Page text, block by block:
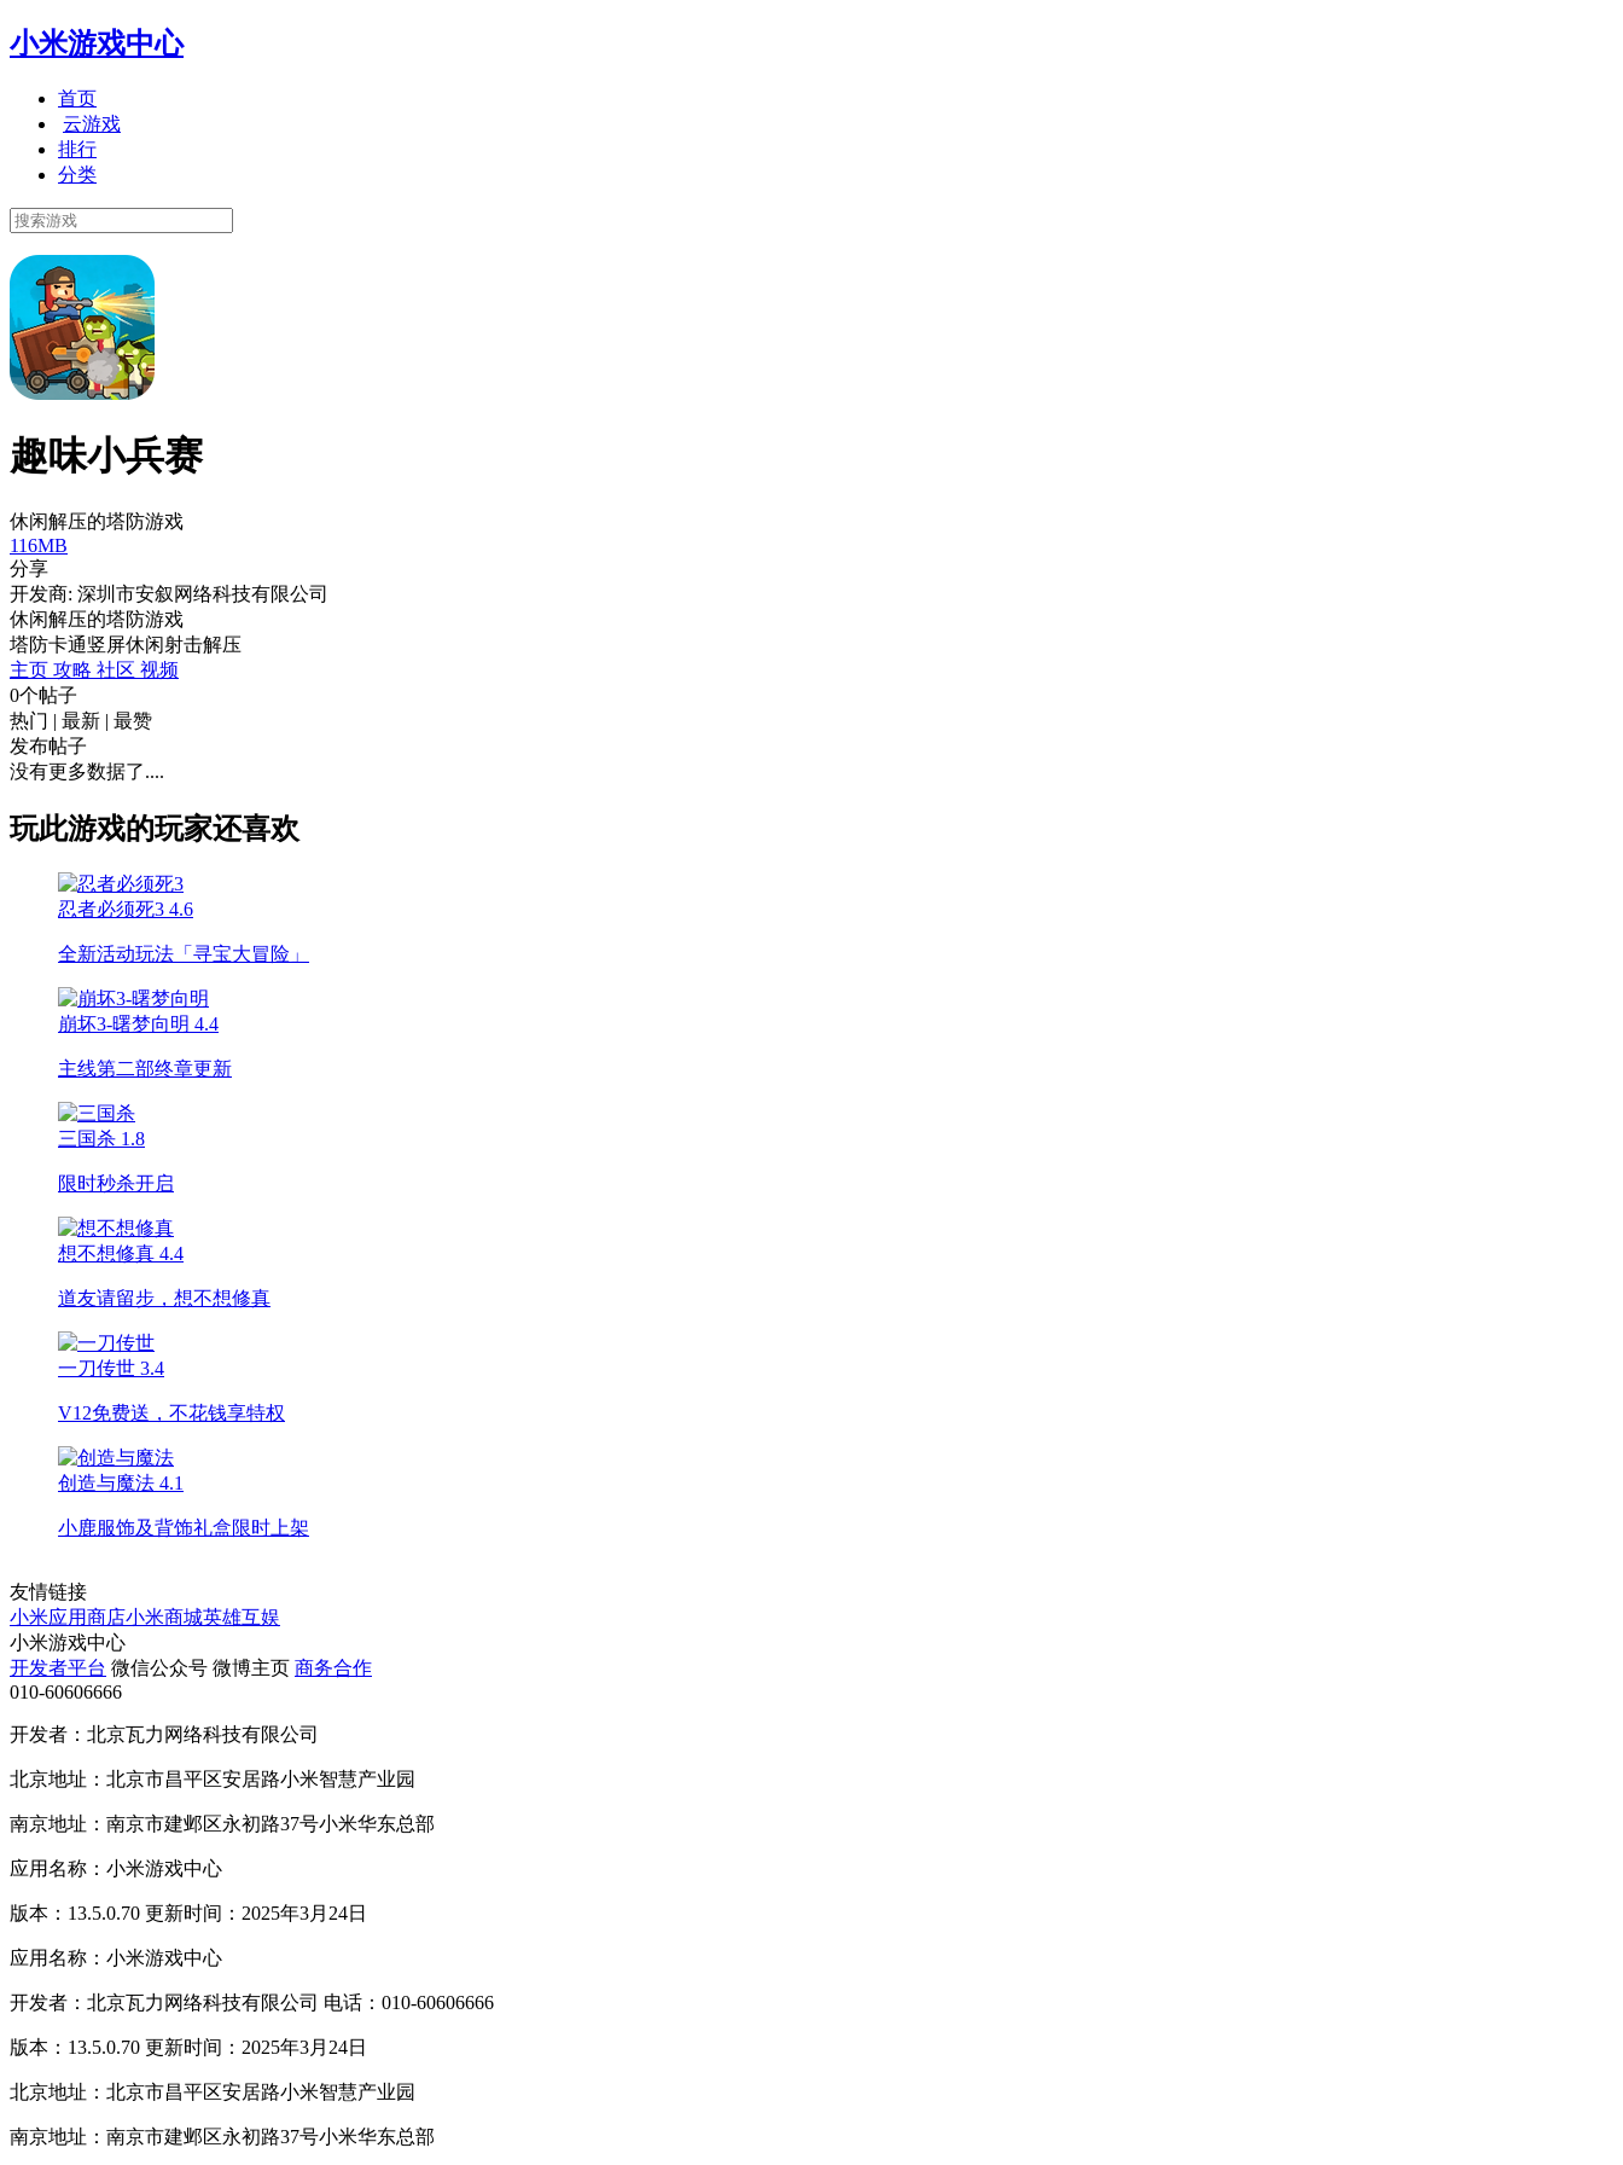
小米游戏中心
首页
云游戏
排行
分类
趣味小兵赛
休闲解压的塔防游戏
116MB
分享
开发商: 深圳市安叙网络科技有限公司
休闲解压的塔防游戏
塔防卡通竖屏休闲射击解压
主页 攻略 社区 视频
0个帖子
热门 | 最新 | 最赞
发布帖子
没有更多数据了....
玩此游戏的玩家还喜欢
忍者必须死3 4.6
全新活动玩法「寻宝大冒险」
崩坏3-曙梦向明 4.4
主线第二部终章更新
三国杀 1.8
限时秒杀开启
想不想修真 4.4
道友请留步，想不想修真
一刀传世 3.4
V12免费送，不花钱享特权
创造与魔法 4.1
小鹿服饰及背饰礼盒限时上架
友情链接
小米应用商店小米商城英雄互娱
小米游戏中心
开发者平台 微信公众号 微博主页 商务合作
010-60606666
开发者：北京瓦力网络科技有限公司
北京地址：北京市昌平区安居路小米智慧产业园
南京地址：南京市建邺区永初路37号小米华东总部
应用名称：小米游戏中心
版本：13.5.0.70 更新时间：2025年3月24日
应用名称：小米游戏中心
开发者：北京瓦力网络科技有限公司 电话：010-60606666
版本：13.5.0.70 更新时间：2025年3月24日
北京地址：北京市昌平区安居路小米智慧产业园
南京地址：南京市建邺区永初路37号小米华东总部